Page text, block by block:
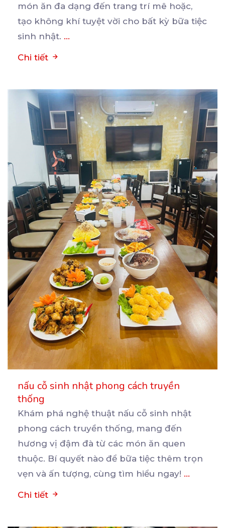
món ăn đa dạng đến trang trí mê hoặc,
tạo không khí tuyệt vời cho bất kỳ bữa tiệc
sinh nhật. ...
Chi tiết
nấu cỗ sinh nhật phong cách truyền
thống
Khám phá nghệ thuật nấu cỗ sinh nhật
phong cách truyền thống, mang đến
hương vị đậm đà từ các món ăn quen
thuộc. Bí quyết nào để bữa tiệc thêm trọn
vẹn và ấn tượng, cùng tìm hiểu ngay! ...
Chi tiết